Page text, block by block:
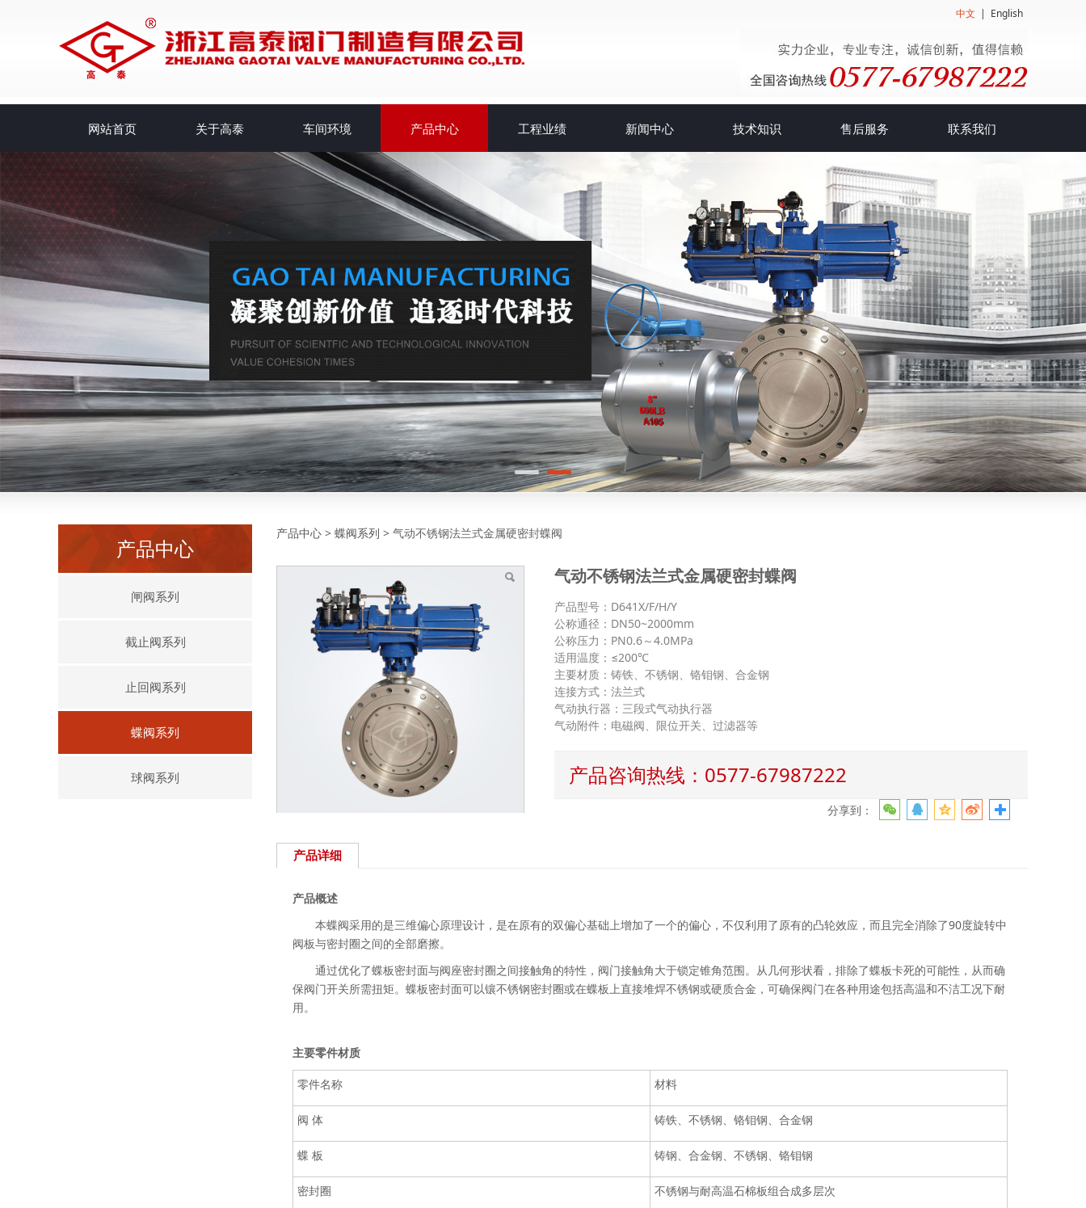
中文 | English
网站首页 关于高泰 车间环境 产品中心 工程业绩 新闻中心 技术知识 售后服务 联系我们
产品中心
闸阀系列
截止阀系列
止回阀系列
蝶阀系列
球阀系列
气动不锈钢法兰式金属硬密封蝶阀
产品中心 > 蝶阀系列 > 气动不锈钢法兰式金属硬密封蝶阀
气动不锈钢法兰式金属硬密封蝶阀
产品型号：D641X/F/H/Y
公称通径：DN50~2000mm
公称压力：PN0.6～4.0MPa
适用温度：≤200℃
主要材质：铸铁、不锈钢、铬钼钢、合金钢
连接方式：法兰式
气动执行器：三段式气动执行器
气动附件：电磁阀、限位开关、过滤器等
产品咨询热线：0577-67987222
分享到：
产品详细
产品概述
本蝶阀采用的是三维偏心原理设计，是在原有的双偏心基础上增加了一个的偏心，不仅利用了原有的凸轮效应，而且完全消除了90度旋转中
阀板与密封圈之间的全部磨擦。
通过优化了蝶板密封面与阀座密封圈之间接触角的特性，阀门接触角大于锁定锥角范围。从几何形状看，排除了蝶板卡死的可能性，从而确
保阀门开关所需扭矩。蝶板密封面可以镶不锈钢密封圈或在蝶板上直接堆焊不锈钢或硬质合金，可确保阀门在各种用途包括高温和不洁工况下耐
用。
主要零件材质
零件名称 材料
阀 体 铸铁、不锈钢、铬钼钢、合金钢
蝶 板 铸钢、合金钢、不锈钢、铬钼钢
密封圈 不锈钢与耐高温石棉板组合成多层次